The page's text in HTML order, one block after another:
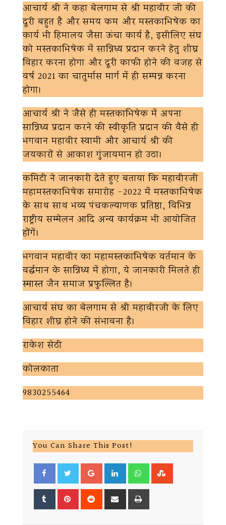
आचार्य श्री ने कहा बेलगाम से श्री महावीर जी की
दूरी बहुत है और समय कम और मस्तकाभिषेक का
कार्य भी हिमालय जैसा ऊंचा कार्य है, इसीलिए संघ
को मस्तकाभिषेक में सान्निध्य प्रदान करने हेतु शीघ्र
विहार करना होगा और दूरी काफी होने की वजह से
वर्ष 2021 का चातुर्मास मार्ग में ही सम्पन्न करना
होगा।
आचार्य श्री ने जैसे ही मस्तकाभिषेक में अपना
सान्निध्य प्रदान करने की स्वीकृति प्रदान की वैसे ही
भगवान महावीर स्वामी और आचार्य श्री की
जयकारों से आकाश गुंजायमान हो उठा।
कमिटी ने जानकारी देते हुए बताया कि महावीरजी
महामस्तकाभिषेक समारोह -2022 में मस्तकाभिषेक
के साथ साथ भव्य पंचकल्याणक प्रतिष्ठा, विभिन्न
राष्ट्रीय सम्मेलन आदि अन्य कार्यक्रम भी आयोजित
होंगें।
भगवान महावीर का महामस्तकाभिषेक वर्तमान के
वर्द्धमान के सान्निध्य में होगा, ये जानकारी मिलते ही
स्मास्त जैन समाज प्रफुल्लित है।
आचार्य संघ का बेलगाम से श्री महावीरजी के लिए
विहार शीघ्र होने की संभावना है।
राकेश सेठी
कोलकाता
9830255464
You Can Share This Post!
Google+ LinkedIn Whatsapp
Tumblr Pinterest Reddit
Share